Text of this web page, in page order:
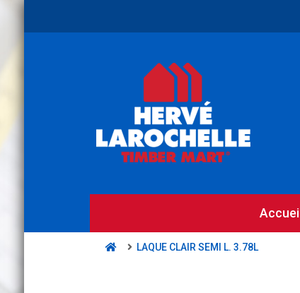
Accueil
LAQUE CLAIR SEMI L. 3.78L